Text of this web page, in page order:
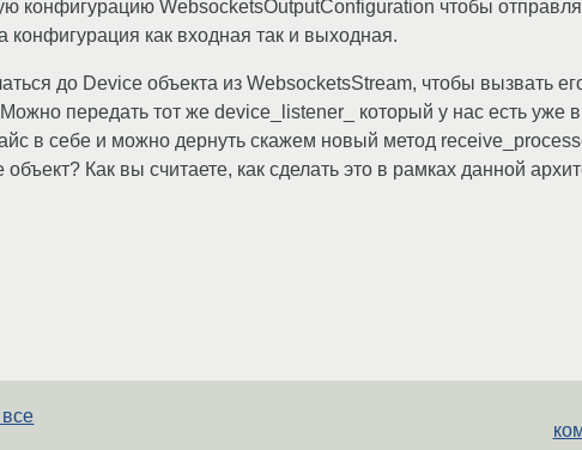
конфигурацию WebsocketsOutputConfiguration чтобы
как входная так и выходная.
до Device объекта из WebsocketsStream, чтобы вызвать
передать тот же device_listener_ который у нас есть уже
в себе и можно дернуть скажем новый метод
Как вы считаете, как сделать это в рамках данной